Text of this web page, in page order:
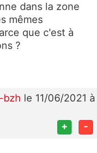
dans la zone
mêmes
que c'est à
?
bzh le 11/06/2021 à
+ -